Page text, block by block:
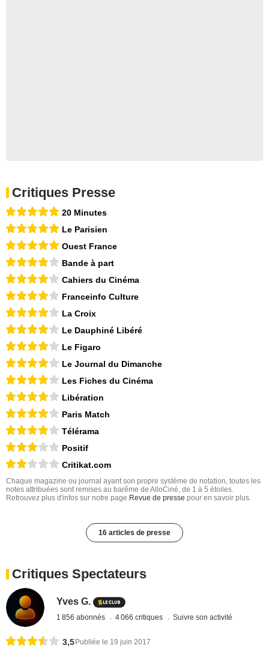
Critiques Presse
20 Minutes
Le Parisien
Ouest France
Bande à part
Cahiers du Cinéma
Franceinfo Culture
La Croix
Le Dauphiné Libéré
Le Figaro
Le Journal du Dimanche
Les Fiches du Cinéma
Libération
Paris Match
Télérama
Positif
Critikat.com
Chaque magazine ou journal ayant son propre système de notation, toutes les
notes attribuées sont remises au barême de AlloCiné, de 1 à 5 étoiles.
Retrouvez plus d'infos sur notre page Revue de presse pour en savoir plus.
16 articles de presse
Critiques Spectateurs
Yves G.
1 856 abonnés 4 066 critiques Suivre son activité
3,5Publiée le 19 juin 2017